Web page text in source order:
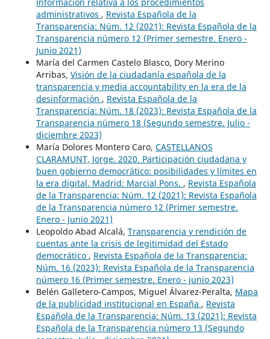
administrativos , Revista Española de la
Transparencia: Núm. 12 (2021): Revista Española de la
Transparencia número 12 (Primer semestre. Enero -
Junio 2021)
María del Carmen Castelo Blasco, Dory Merino
Arribas, Visión de la ciudadanía española de la
transparencia y media accountability en la era de la
desinformación , Revista Española de la
Transparencia: Núm. 18 (2023): Revista Española de la
Transparencia número 18 (Segundo semestre. Julio -
diciembre 2023)
María Dolores Montero Caro, CASTELLANOS
CLARAMUNT, Jorge. 2020. Participación ciudadana y
buen gobierno democrático: posibilidades y límites en
la era digital. Madrid: Marcial Pons. , Revista Española
de la Transparencia: Núm. 12 (2021): Revista Española
de la Transparencia número 12 (Primer semestre.
Enero - Junio 2021)
Leopoldo Abad Alcalá, Transparencia y rendición de
cuentas ante la crisis de legitimidad del Estado
democrático , Revista Española de la Transparencia:
Núm. 16 (2023): Revista Española de la Transparencia
número 16 (Primer semestre. Enero - junio 2023)
Belén Galletero-Campos, Miguel Álvarez-Peralta, Mapa
de la publicidad institucional en España , Revista
Española de la Transparencia: Núm. 13 (2021): Revista
Española de la Transparencia número 13 (Segundo